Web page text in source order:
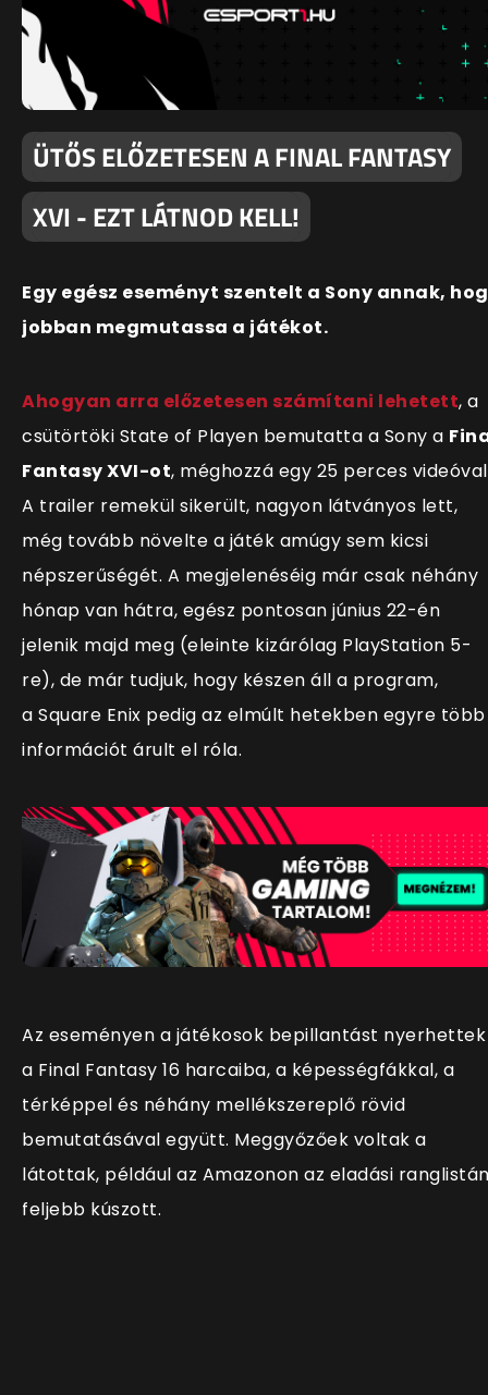
ÜTŐS ELŐZETESEN A FINAL FANTASY
XVI - EZT LÁTNOD KELL!
Egy egész eseményt szentelt a Sony annak,
jobban megmutassa a játékot.
Ahogyan arra előzetesen számítani lehetett, a
csütörtöki State of Playen bemutatta a Sony a
Fantasy XVI-ot, méghozzá egy 25 perces
A trailer remekül sikerült, nagyon látványos lett,
még tovább növelte a játék amúgy sem kicsi
népszerűségét. A megjelenéséig már csak néhány
hónap van hátra, egész pontosan június 22-én
jelenik majd meg (eleinte kizárólag PlayStation 5-
re), de már tudjuk, hogy készen áll a program,
a Square Enix pedig az elmúlt hetekben egyre több
információt árult el róla.
Az eseményen a játékosok bepillantást nyerhettek
a Final Fantasy 16 harcaiba, a képességfákkal, a
térképpel és néhány mellékszereplő rövid
bemutatásával együtt. Meggyőzőek voltak a
látottak, például az Amazonon az eladási
feljebb kúszott.